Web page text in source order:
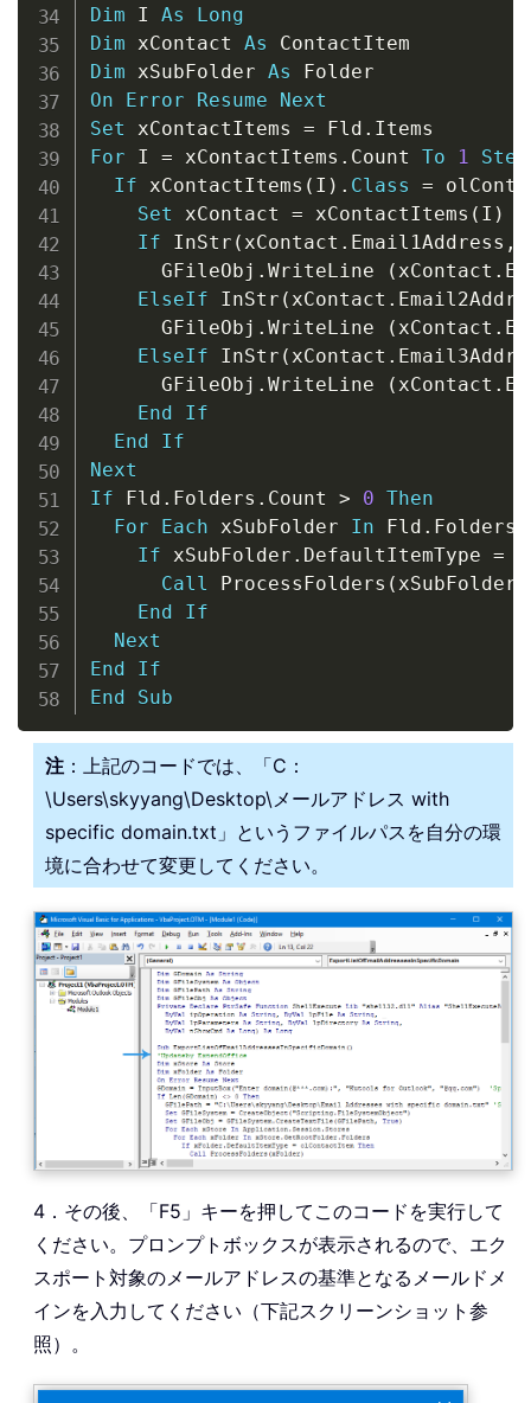
Dim I As
Long
Dim xContact As
Dim xSubFolder As
On
Error Resume
Next
Set xContactItems = Fld .
For I = xContactItems . Count To 1
Step
If xContactItems ( I ) . Class =
Set xContact = xContactItems ( I )
If InStr ( xContact . Email1Address ,
      GFileObj
. WriteLine ( xContact .
ElseIf InStr ( xContact .
      GFileObj
. WriteLine ( xContact .
ElseIf InStr ( xContact .
      GFileObj
. WriteLine ( xContact .
End
If
End
If
Next
If Fld . Folders . Count > 0 Then
For
Each xSubFolder In Fld . Folders
If xSubFolder . DefaultItemType =
Call
ProcessFolders ( xSubFolder
End
If
Next
End
If
End
Sub
注 ：上記のコードでは、「C：
\Users\skyyang\Desktop\メールアドレス with
specific domain.txt」というファイルパスを自分の環
境に合わせて変更してください。
4．その後、「F5」キーを押してこのコードを実行して
ください。プロンプトボックスが表示されるので、エク
スポート対象のメールアドレスの基準となるメールドメ
インを入力してください（下記スクリーンショット参
照）。